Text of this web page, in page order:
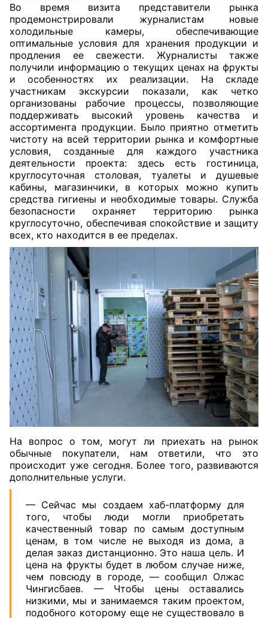
Во время визита представители рынка
продемонстрировали журналистам новые
холодильные камеры, обеспечивающие
оптимальные условия для хранения продукции и
продления ее свежести. Журналисты также
получили информацию о текущих ценах на фрукты
и особенностях их реализации. На складе
участникам экскурсии показали, как четко
организованы рабочие процессы, позволяющие
поддерживать высокий уровень качества и
ассортимента продукции. Было приятно отметить
чистоту на всей территории рынка и комфортные
условия, созданные для каждого участника
деятельности проекта: здесь есть гостиница,
круглосуточная столовая, туалеты и душевые
кабины, магазинчики, в которых можно купить
средства гигиены и необходимые товары. Служба
безопасности охраняет территорию рынка
круглосуточно, обеспечивая спокойствие и защиту
всех, кто находится в ее пределах.
На вопрос о том, могут ли приехать на рынок
обычные покупатели, нам ответили, что это
происходит уже сегодня. Более того, развиваются
дополнительные услуги.
— Сейчас мы создаем хаб-платформу для
того, чтобы люди могли приобретать
качественный товар по самым доступным
ценам, в том числе не выходя из дома, а
делая заказ дистанционно. Это наша цель. И
цена на фрукты будет в любом случае ниже,
чем повсюду в городе, — сообщил Олжас
Чингисбаев. — Чтобы цены оставались
низкими, мы и занимаемся таким проектом,
подобного которому еще не существовало в